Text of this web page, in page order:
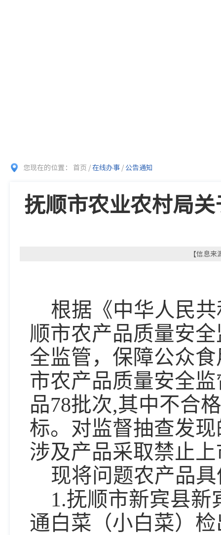
您现在的位置： 首页 /在线办事 / 公告通知
抚顺市农业农村局
【信息
根据《中华人民
顺市农产品质量安
全监管，保障公众
市农产品质量安全
品78批次,其中不合
标。对监督抽查发
涉及产品采取禁止
现将问题农产品
1.抚顺市新宾县
通白菜（小白菜）